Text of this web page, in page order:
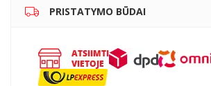
PRISTATYMO BŪDAI